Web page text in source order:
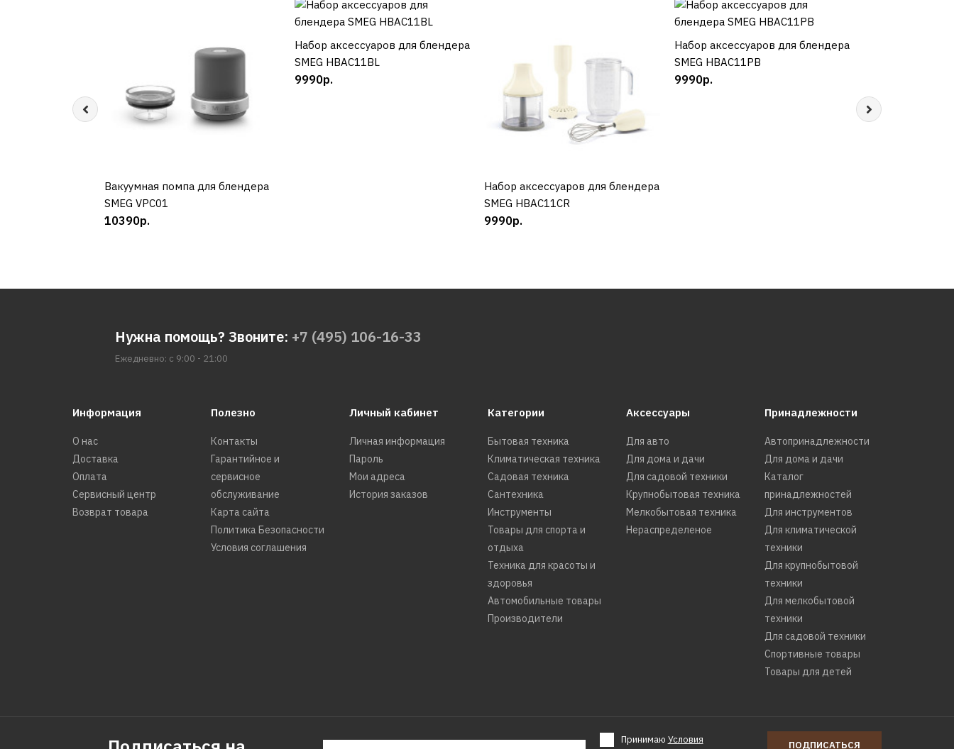
КУПИТЬ
Вакуумная помпа для блендера
SMEG VPC01
10390р.
КУПИТЬ
Набор аксессуаров для блендера
SMEG HBAC11BL
9990р.
КУПИТЬ
Набор аксессуаров для блендера
SMEG HBAC11CR
9990р.
КУПИТЬ
Набор аксессуаров для блендера
SMEG HBAC11PB
9990р.
Нужна помощь? Звоните: +7 (495) 106-16-33
Ежедневно: с 9:00 - 21:00
Информация
О нас
Доставка
Оплата
Сервисный центр
Возврат товара
Полезно
Контакты
Гарантийное и
сервисное
обслуживание
Карта сайта
Политика Безопасности
Условия соглашения
Личный кабинет
Личная информация
Пароль
Мои адреса
История заказов
Категории
Бытовая техника
Климатическая техника
Садовая техника
Сантехника
Инструменты
Товары для спорта и
отдыха
Техника для красоты и
здоровья
Автомобильные товары
Производители
Аксессуары
Для авто
Для дома и дачи
Для садовой техники
Крупнобытовая техника
Мелкобытовая техника
Нераспределеное
Принадлежности
Автопринадлежности
Для дома и дачи
Каталог
принадлежностей
Для инструментов
Для климатической
техники
Для крупнобытовой
техники
Для мелкобытовой
техники
Для садовой техники
Спортивные товары
Товары для детей
Принимаю Условия
ПОДПИСАТЬСЯ